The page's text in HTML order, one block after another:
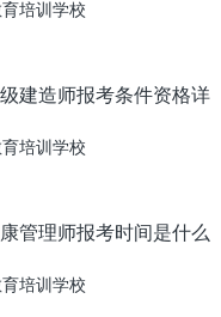
培训学校
建造师报考条件资格详
培训学校
管理师报考时间是什么
培训学校